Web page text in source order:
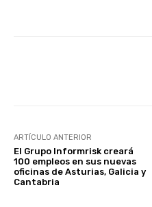
ARTÍCULO ANTERIOR
El Grupo Informrisk creará
100 empleos en sus nuevas
oficinas de Asturias, Galicia y
Cantabria